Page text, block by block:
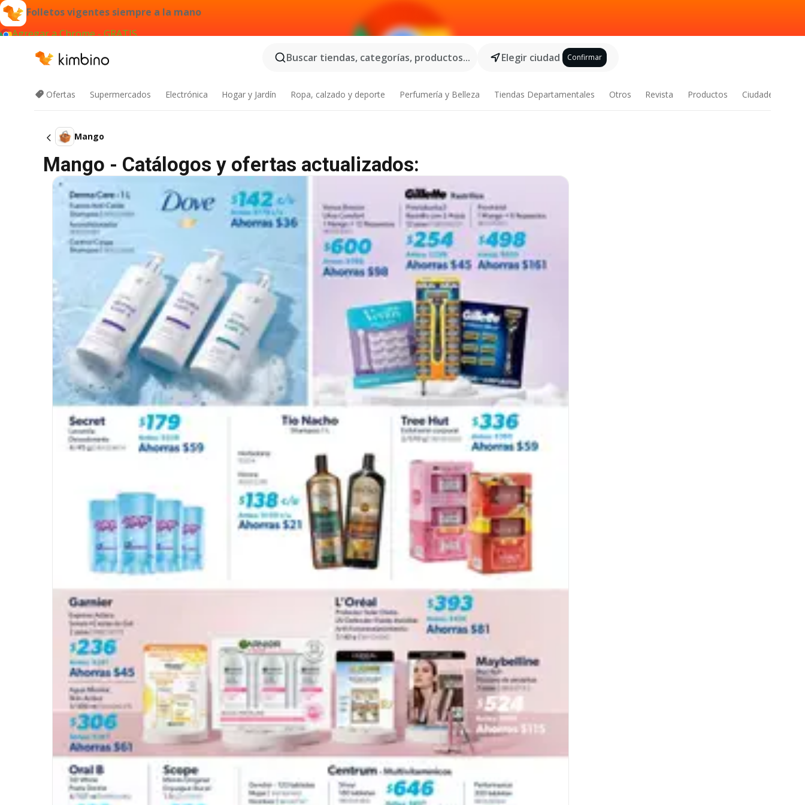
Folletos vigentes siempre a la mano
Agregar a Chrome - GRATIS
Buscar tiendas, categorías, productos...
Elegir ciudad Confirmar
Ofertas Supermercados Electrónica Hogar y Jardín Ropa, calzado y deporte Perfumería y Belleza Tiendas Departamentales Otros Revista Productos Ciudades
Mango
Mango - Catálogos y ofertas actualizados: